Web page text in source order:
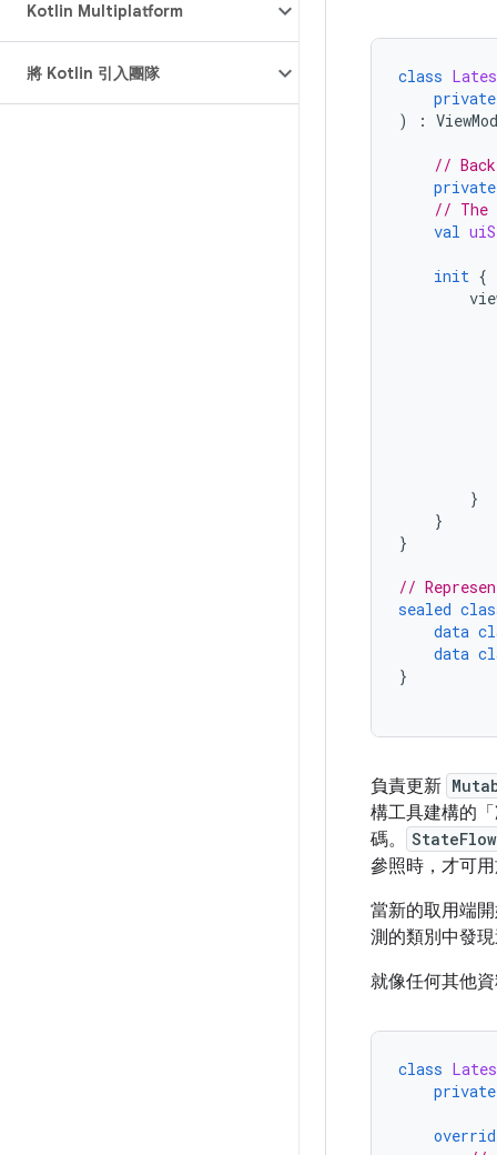
Kotlin Multiplatform
將 Kotlin 引入團隊 class
private
)
:
//
private
// The
val
init {
}
}
}
//
sealed
data
data
}
負責更新
構工具建構的「
碼。
StateFlow
參照時，才可用
當新的取用端
測的類別中發
就像任何其他資
class
private